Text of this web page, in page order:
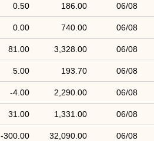
06/08
186.00
0.50
06/08
740.00
0.00
06/08
3,328.00
81.00
06/08
193.70
5.00
06/08
2,290.00
-4.00
06/08
1,331.00
31.00
06/08
32,090.00
-300.00